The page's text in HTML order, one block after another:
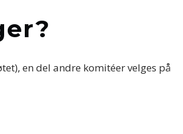
en del andre komitéer velges på